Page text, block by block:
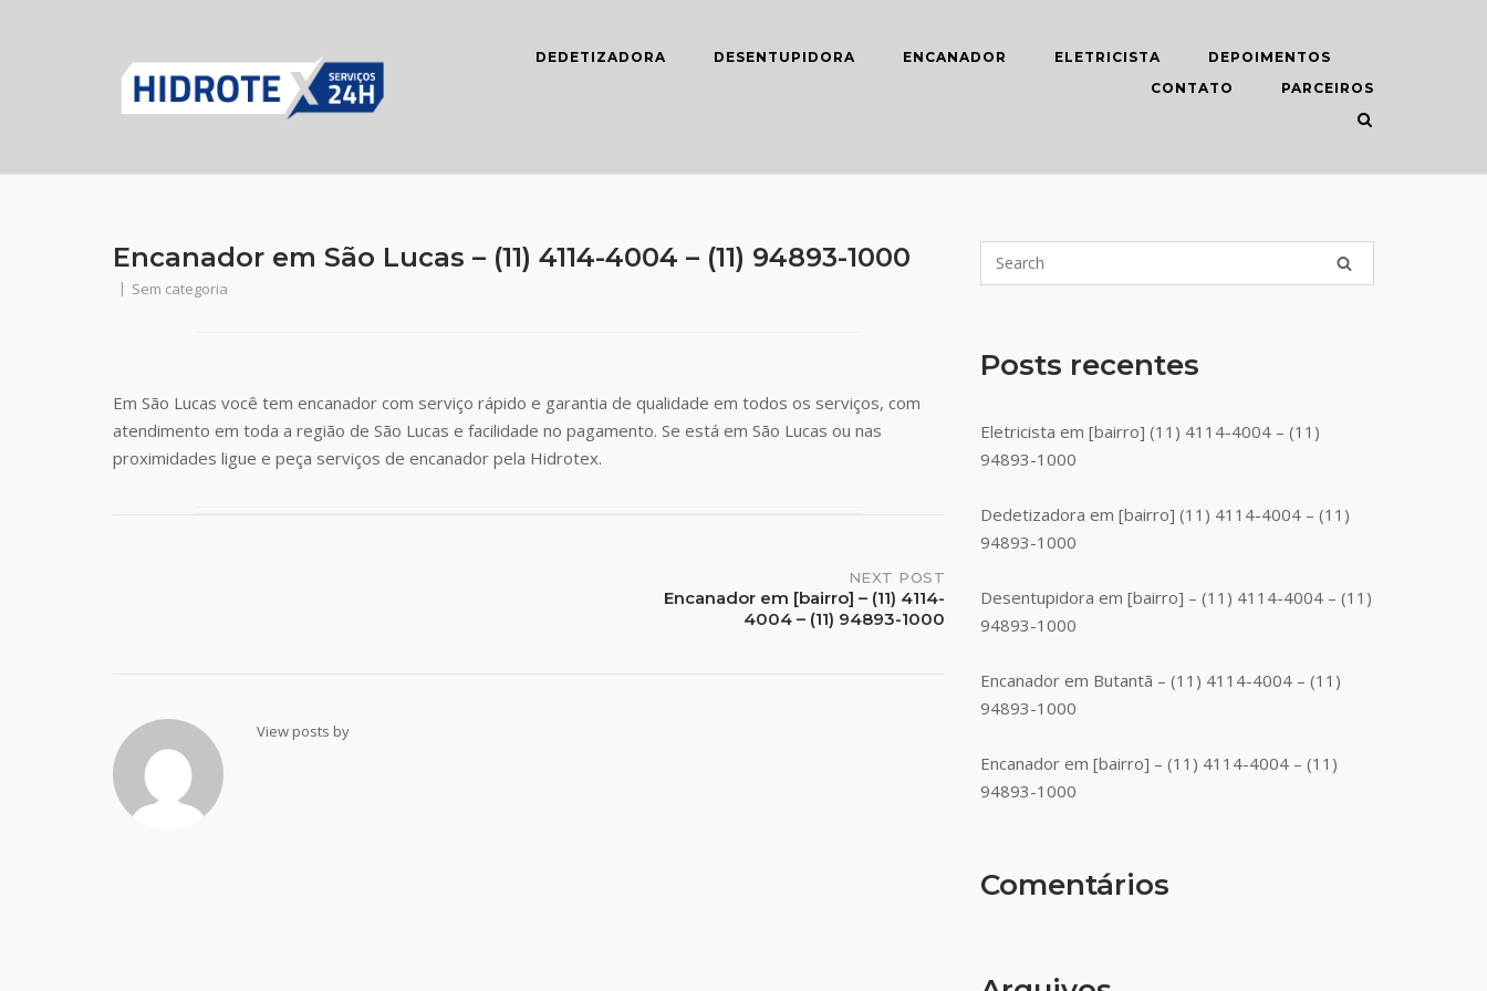
DEDETIZADORA DESENTUPIDORA ENCANADOR ELETRICISTA
DEPOIMENTOS
CONTATO
PARCEIROS
Encanador em São Lucas – (11) 4114-4004 – (11) 94893-1000
Sem categoria
Em São Lucas você tem encanador com serviço rápido e garantia de qualidade em todos os serviços, com
atendimento em toda a região de São Lucas e facilidade no pagamento. Se está em São Lucas ou nas
proximidades ligue e peça serviços de encanador pela Hidrotex.
NEXT POST
Encanador em [bairro] – (11) 4114-
4004 – (11) 94893-1000
View posts by
Posts recentes
Eletricista em [bairro] (11) 4114-4004 – (11)
94893-1000
Dedetizadora em [bairro] (11) 4114-4004 – (11)
94893-1000
Desentupidora em [bairro] – (11) 4114-4004 – (11)
94893-1000
Encanador em Butantã – (11) 4114-4004 – (11)
94893-1000
Encanador em [bairro] – (11) 4114-4004 – (11)
94893-1000
Comentários